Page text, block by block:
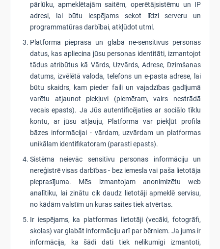
pārlūku, apmeklētajām saitēm, operētājsistēmu un IP
adresi, lai būtu iespējams sekot līdzi serveru un
programmatūras darbībai, atkļūdot utml.
Platforma pieprasa un glabā ne-sensitīvus personas
datus, kas apliecina jūsu personas identitāti, izmantojot
tādus atribūtus kā Vārds, Uzvārds, Adrese, Dzimšanas
datums, izvēlētā valoda, telefons un e-pasta adrese, lai
būtu skaidrs, kam pieder faili un vajadzības gadījumā
varētu atjaunot piekļuvi (piemēram, vairs nestrādā
vecais epasts). Ja Jūs autentificējaties ar sociālo tīklu
kontu, ar jūsu atļauju, Platforma var piekļūt profila
bāzes informācijai - vārdam, uzvārdam un platformas
unikālam identifikatoram (parasti epasts).
Sistēma neievāc sensitīvu personas informāciju un
nereģistrē visas darbības - bez iemesla vai paša lietotāja
pieprasījuma. Mēs izmantojam anonimizētu web
analītiku, lai zinātu cik daudz lietotāji apmeklē servisu,
no kādām valstīm un kuras saites tiek atvērtas.
Ir iespējams, ka platformas lietotāji (vecāki, fotogrāfi,
skolas) var glabāt informāciju arī par bērniem. Ja jums ir
informācija, ka šādi dati tiek nelikumīgi izmantoti,